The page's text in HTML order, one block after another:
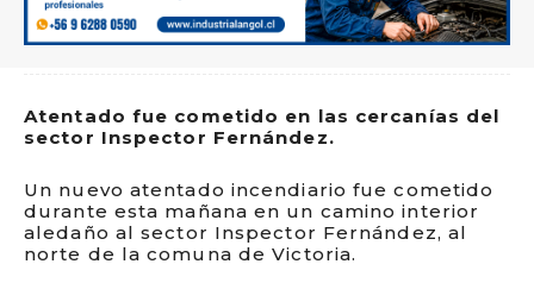
Atentado fue cometido en las cercanías del
sector Inspector Fernández.
Un nuevo atentado incendiario fue cometido
durante esta mañana en un camino interior
aledaño al sector Inspector Fernández, al
norte de la comuna de Victoria.